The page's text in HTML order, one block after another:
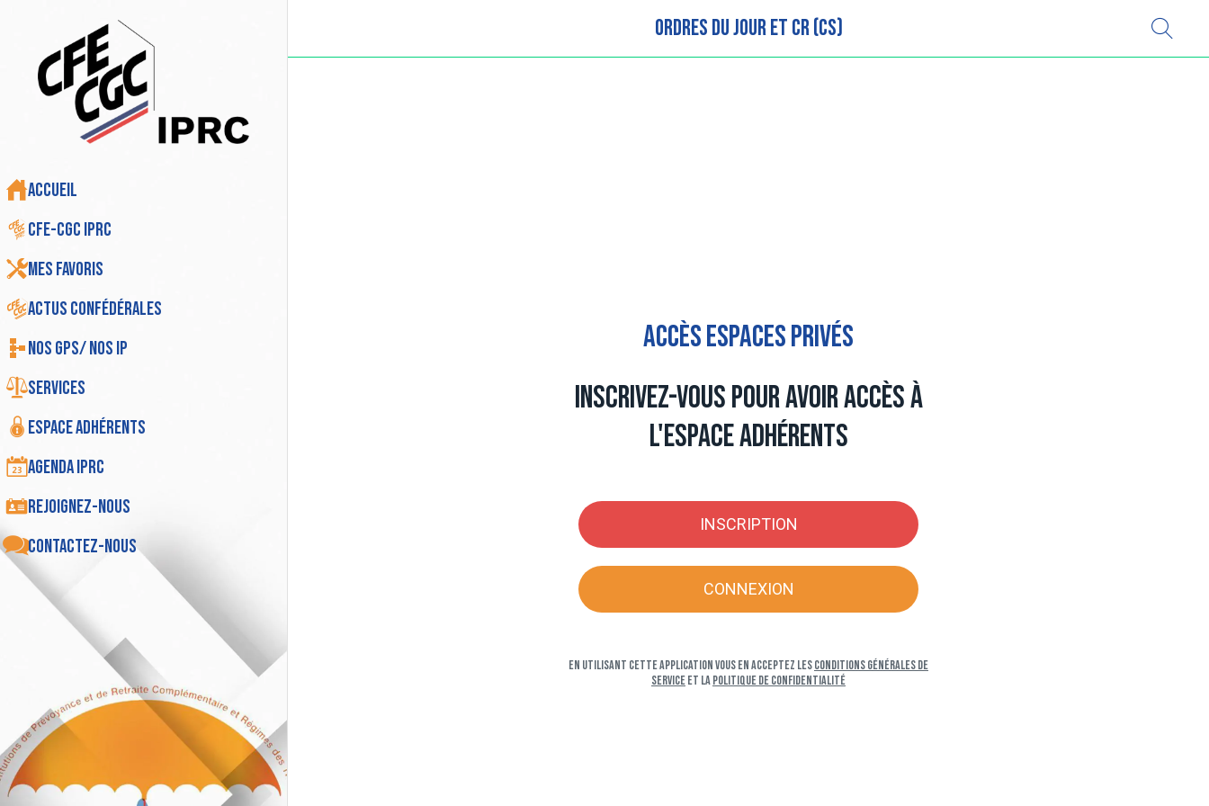
Accueil
CFE-CGC IPRC
Mes favoris
Actus Confédérales
Nos GPS/ Nos IP
Services
Espace adhérents
Agenda IPRC
Rejoignez-nous
Contactez-nous
Ordres du jour et CR (CS)
Accès espaces privés
Inscrivez-vous pour avoir accès à
l'espace adhérents
INSCRIPTION
CONNEXION
En utilisant cette application vous en acceptez lesConditions générales de
serviceet laPolitique de confidentialité